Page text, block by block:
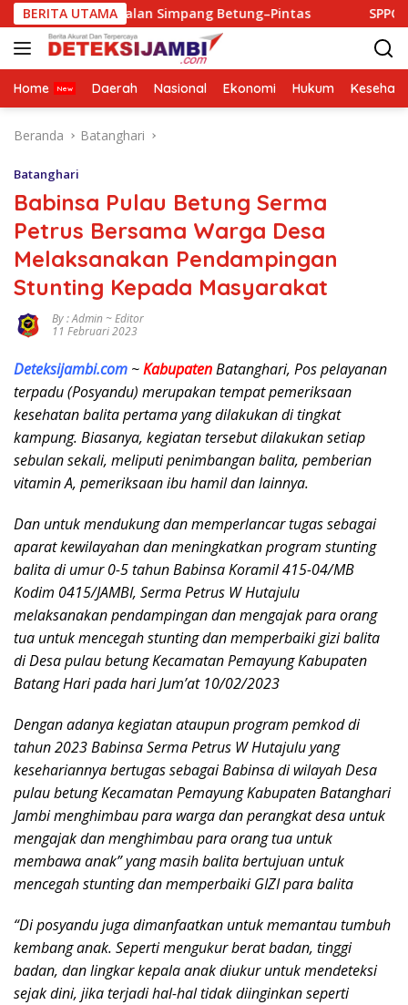
Langsung
ke
konten
BERITA UTAMA
Jalan Simpang Betung–Pintas SPPG Purwodadi
Home Daerah Nasional Ekonomi Hukum
Beranda Batanghari
Batanghari
Babinsa Pulau Betung Serma
Petrus Bersama Warga Desa
Melaksanakan Pendampingan
Stunting Kepada Masyarakat
By : Admin ~ Editor
11 Februari 2023
Deteksijambi.com ~KabupatenBatanghari, Pospelayanan
terpadu (Posyandu) merupakan tempat pemeriksaan
kesehatan balita pertama yang dilakukan di tingkat
kampung. Biasanya, kegiatan tersebut dilakukan setiap
sebulan sekali, meliputi penimbangan balita, pemberian
vitamin A, pemeriksaan ibu hamil dan lainnya.
Dan untuk mendukung dan memperlancar tugas sebagai
aparat kewilayahan dan meningkatkan program stunting
balita di umur 0-5 tahun Babinsa Koramil 415-04/MB
Kodim 0415/JAMBI, Serma Petrus W Hutajulu
melaksanakan pendampingan dan mengajak para orang
tua untuk mencegah stunting dan memperbaiki gizi balita
di Desa pulau betung Kecamatan Pemayung Kabupaten
Batang Hari pada hari Jum’at 10/02/2023
Dengan adanya kegiatan ataupun program pemkod di
tahun 2023 Babinsa Serma Petrus W Hutajulu yang
kesehariannya bertugas sebagai Babinsa di wilayah Desa
pulau betung Kecamatan Pemayung Kabupaten Batanghari
Jambi menghimbau para warga dan perangkat desa untuk
mengajak dan menghimbau para orang tua untuk
membawa anak” yang masih balita bertujuan untuk
mencegah stunting dan memperbaiki GIZI para balita
“Di posyandu juga dimanfaatkan untuk memantau tumbuh
kembang anak. Seperti mengukur berat badan, tinggi
badan, dan lingkar kepala anak diukur untuk mendeteksi
sejak dini, jika terjadi hal-hal tidak diinginkan seperti